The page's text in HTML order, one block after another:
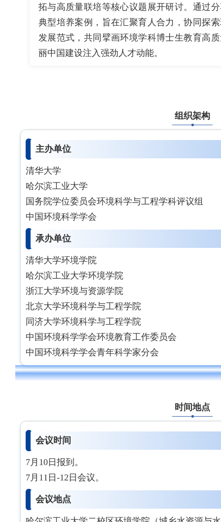
拓与高质量联培等核心议题展开研讨。通过
典型培养案例，旨在汇聚育人合力，协同探
发展范式，共同擘画环境学科博士生教育高
丽中国建设注入强劲人才动能。
组织架构
主办单位
清华大学
哈尔滨工业大学
国务院学位委员会环境科学与工程学科评议组
中国环境科学学会
承办单位
清华大学环境学院
哈尔滨工业大学环境学院
浙江大学环境与资源学院
北京大学环境科学与工程学院
同济大学环境科学与工程学院
中国环境科学学会环境教育工作委员会
中国环境科学学会青年科学家分会
时间地点
会议时间
7月10日报到。
7月 11日-12日会议。
会议地点